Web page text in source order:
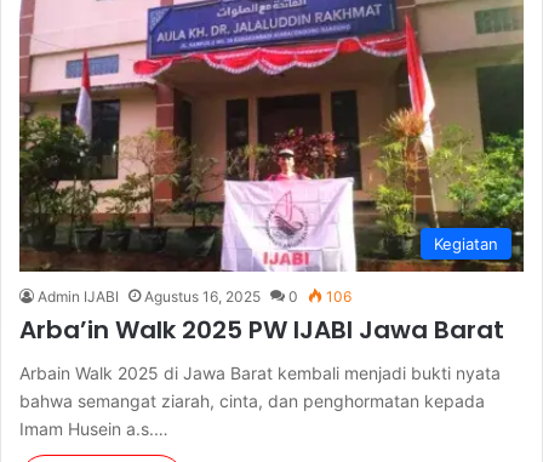
Kegiatan
Admin IJABI Agustus 16, 2025 0 106
Arba’in Walk 2025 PW IJABI Jawa Barat
Arbain Walk 2025 di Jawa Barat kembali menjadi bukti nyata
bahwa semangat ziarah, cinta, dan penghormatan kepada
Imam Husein a.s.…